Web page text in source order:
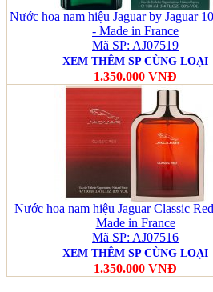
Nước hoa nam hiệu Jaguar by Jaguar
- Made in France
Mã SP: AJ07519
XEM THÊM SP CÙNG LOẠI
1.350.000 VNĐ
Nước hoa nam hiệu Jaguar Classic
Made in France
Mã SP: AJ07516
XEM THÊM SP CÙNG LOẠI
1.350.000 VNĐ